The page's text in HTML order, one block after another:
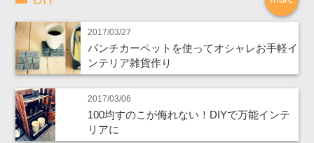
2017/03/27
パンチカーペットを使ってオシャレお手軽イ
ンテリア雑貨作り
2017/03/06
100均すのこが侮れない！DIYで万能インテ
リアに